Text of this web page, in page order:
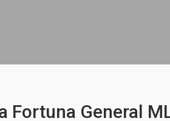
Fortuna General